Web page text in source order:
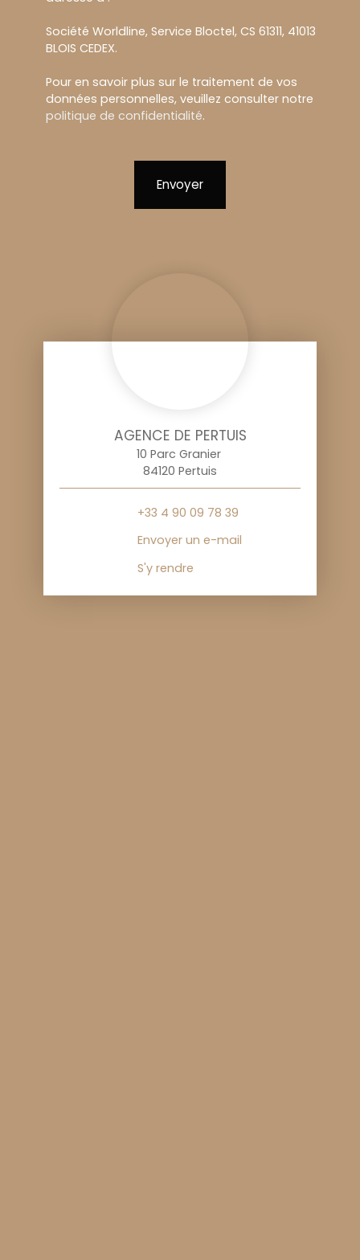
Société Worldline, Service Bloctel, CS 61311, 41013
BLOIS CEDEX.
Pour en savoir plus sur le traitement de vos
données personnelles, veuillez consulter notre
politique de confidentialité.
Envoyer
AGENCE DE PERTUIS
10 Parc Granier
84120 Pertuis
+33 4 90 09 78 39
Envoyer un e-mail
S'y rendre